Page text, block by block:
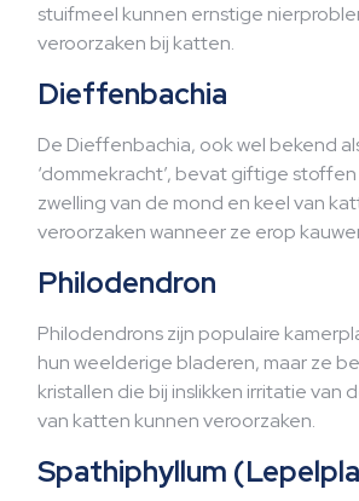
stuifmeel kunnen ernstige
veroorzaken bij katten.
Dieffenbachia
De Dieffenbachia, ook wel bekend
‘dommekracht’, bevat giftige
zwelling van de mond en keel van
veroorzaken wanneer ze erop
Philodendron
Philodendrons zijn populaire
hun weelderige bladeren, maar ze
kristallen die bij inslikken irritatie van
van katten kunnen veroorzaken.
Spathiphyllum